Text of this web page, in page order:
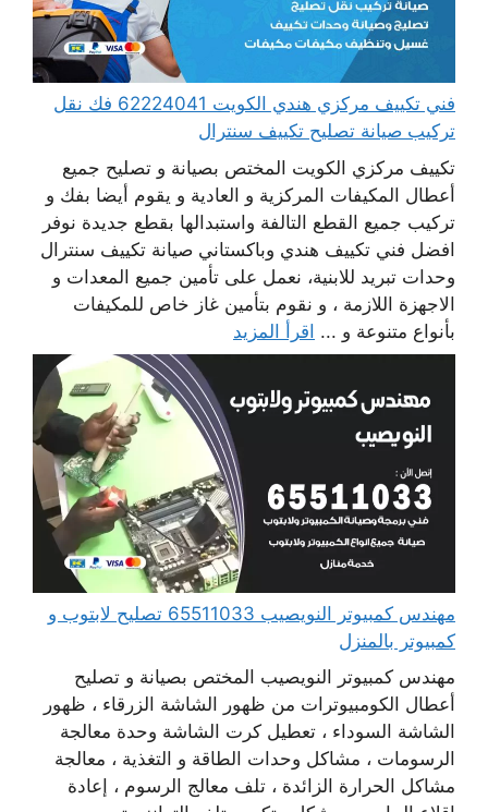
فني تكييف مركزي هندي الكويت 62224041 فك نقل
تركيب صيانة تصليح تكييف سنترال
تكييف مركزي الكويت المختص بصيانة و تصليح جميع
أعطال المكيفات المركزية و العادية و يقوم أيضا بفك و
تركيب جميع القطع التالفة واستبدالها بقطع جديدة نوفر
افضل فني تكييف هندي وباكستاني صيانة تكييف سنترال
وحدات تبريد للابنية، نعمل على تأمين جميع المعدات و
الاجهزة اللازمة ، و نقوم بتأمين غاز خاص للمكيفات
بأنواع متنوعة و ... اقرأ المزيد
مهندس كمبيوتر النويصيب 65511033 تصليح لابتوب و
كمبيوتر بالمنزل
مهندس كمبيوتر النويصيب المختص بصيانة و تصليح
أعطال الكومبيوترات من ظهور الشاشة الزرقاء ، ظهور
الشاشة السوداء ، تعطيل كرت الشاشة وحدة معالجة
الرسومات ، مشاكل وحدات الطاقة و التغذية ، معالجة
مشاكل الحرارة الزائدة ، تلف معالج الرسوم ، إعادة